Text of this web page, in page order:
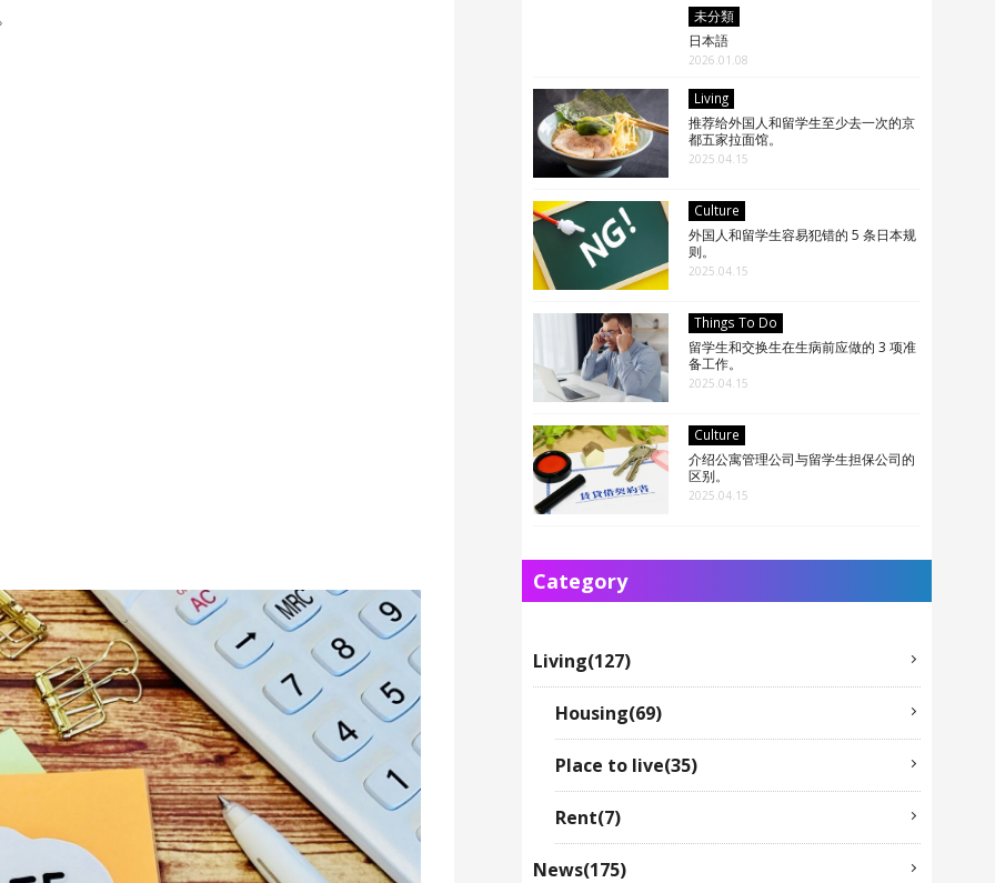
未分類
日本語
2026.01.08
Living
推荐给外国人和留学生至少去一次的京
都五家拉面馆。
2025.04.15
Culture
外国人和留学生容易犯错的 5 条日本规
则。
2025.04.15
Things To Do
留学生和交换生在生病前应做的 3 项准
备工作。
2025.04.15
Culture
介绍公寓管理公司与留学生担保公司的
区别。
2025.04.15
Category
Living(127)
Housing(69)
Place to live(35)
Rent(7)
News(175)